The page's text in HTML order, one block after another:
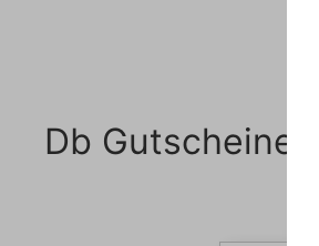
Db Gutscheine